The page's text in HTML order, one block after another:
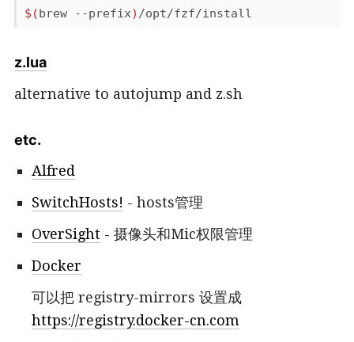
$(brew --prefix)
z.lua
alternative to autojump and z.sh
etc.
Alfred
SwitchHosts! - hosts管理
OverSight - 摄像头和Mic权限管理
Docker
可以把 registry-mirrors 设置成
https://registry.docker-cn.com